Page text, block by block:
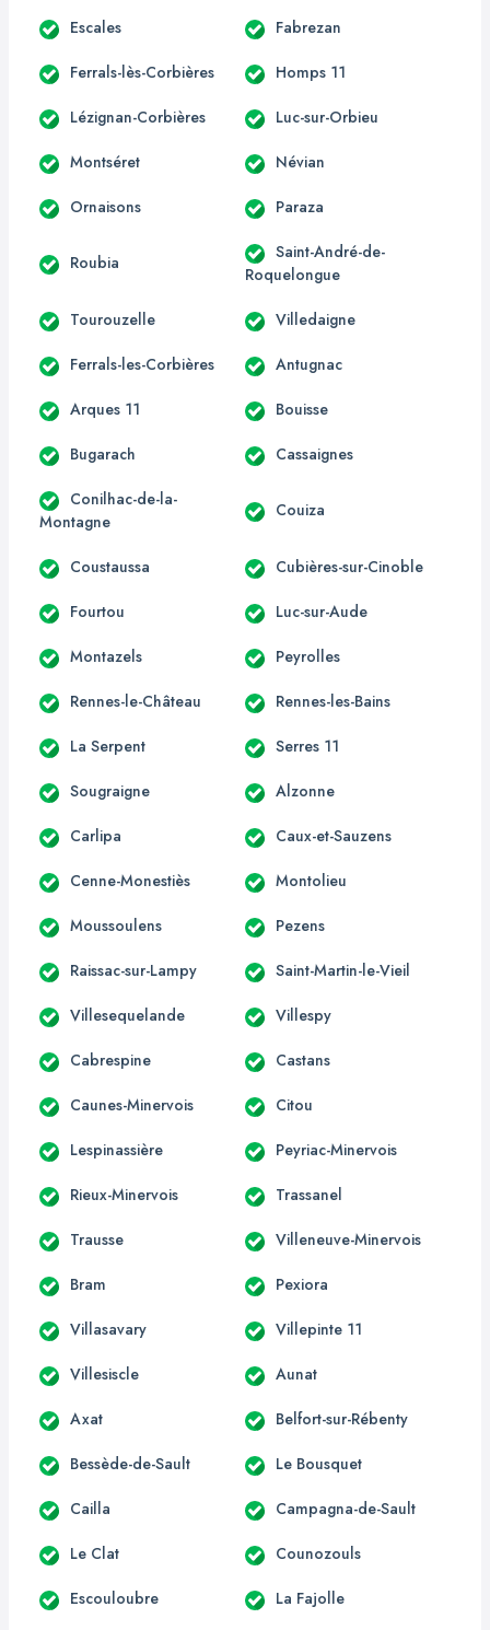
Escales Fabrezan
Ferrals-lès-Corbières Homps 11
Lézignan-Corbières Luc-sur-Orbieu
Montséret Névian
Ornaisons Paraza
Roubia
Saint-André-de-
Roquelongue
Tourouzelle Villedaigne
Ferrals-les-Corbières Antugnac
Arques 11 Bouisse
Bugarach Cassaignes
Conilhac-de-la-
Montagne
Couiza
Coustaussa Cubières-sur-Cinoble
Fourtou Luc-sur-Aude
Montazels Peyrolles
Rennes-le-Château Rennes-les-Bains
La Serpent Serres 11
Sougraigne Alzonne
Carlipa Caux-et-Sauzens
Cenne-Monestiès Montolieu
Moussoulens Pezens
Raissac-sur-Lampy Saint-Martin-le-Vieil
Villesequelande Villespy
Cabrespine Castans
Caunes-Minervois Citou
Lespinassière Peyriac-Minervois
Rieux-Minervois Trassanel
Trausse Villeneuve-Minervois
Bram Pexiora
Villasavary Villepinte 11
Villesiscle Aunat
Axat Belfort-sur-Rébenty
Bessède-de-Sault Le Bousquet
Cailla Campagna-de-Sault
Le Clat Counozouls
Escouloubre La Fajolle